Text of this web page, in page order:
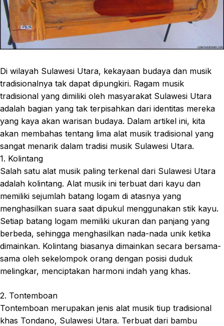
Di wilayah Sulawesi Utara, kekayaan budaya dan musik
tradisionalnya tak dapat dipungkiri. Ragam musik
tradisional yang dimiliki oleh masyarakat Sulawesi Utara
adalah bagian yang tak terpisahkan dari identitas mereka
yang kaya akan warisan budaya. Dalam artikel ini, kita
akan membahas tentang lima alat musik tradisional yang
sangat menarik dalam tradisi musik Sulawesi Utara.
1. Kolintang
Salah satu alat musik paling terkenal dari Sulawesi Utara
adalah kolintang. Alat musik ini terbuat dari kayu dan
memiliki sejumlah batang logam di atasnya yang
menghasilkan suara saat dipukul menggunakan stik kayu.
Setiap batang logam memiliki ukuran dan panjang yang
berbeda, sehingga menghasilkan nada-nada unik ketika
dimainkan. Kolintang biasanya dimainkan secara bersama-
sama oleh sekelompok orang dengan posisi duduk
melingkar, menciptakan harmoni indah yang khas.
2. Tontemboan
Tontemboan merupakan jenis alat musik tiup tradisional
khas Tondano, Sulawesi Utara. Terbuat dari bambu